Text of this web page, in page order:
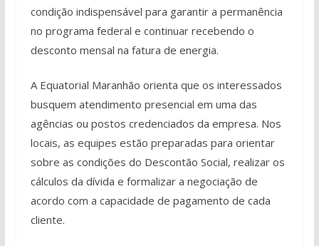
condição indispensável para garantir a permanência
no programa federal e continuar recebendo o
desconto mensal na fatura de energia.
A Equatorial Maranhão orienta que os interessados
busquem atendimento presencial em uma das
agências ou postos credenciados da empresa. Nos
locais, as equipes estão preparadas para orientar
sobre as condições do Descontão Social, realizar os
cálculos da dívida e formalizar a negociação de
acordo com a capacidade de pagamento de cada
cliente.